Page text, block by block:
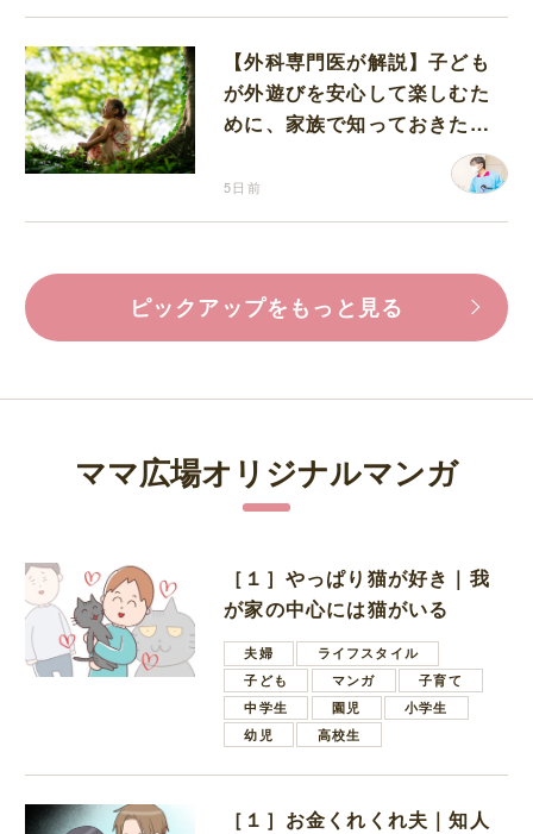
【外科専門医が解説】子ども
が外遊びを安心して楽しむた
めに、家族で知っておきたい
5日前
ピックアップをもっと見る
ママ広場オリジナルマンガ
［１］やっぱり猫が好き｜我
が家の中心には猫がいる
夫婦
ライフスタイル
子ども
マンガ
子育て
中学生
園児
小学生
幼児
高校生
［１］お金くれくれ夫｜知人